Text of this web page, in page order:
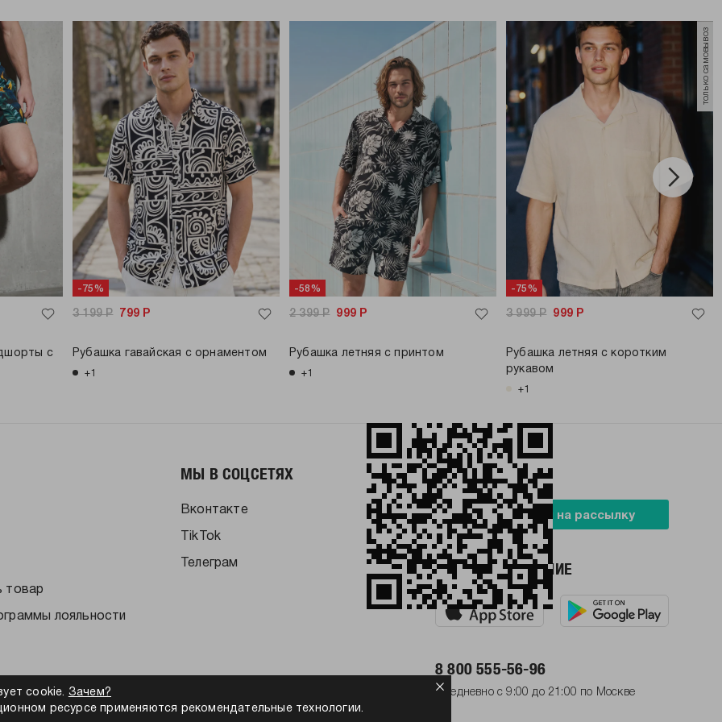
с
-75%
3 199Р 799 Р
Рубашка гавайская с орнаментом
+1
-58%
2 399Р 999 Р
Рубашка летняя с принтом
+1
-75%
только самовывоз
3 999Р 999 Р
Рубашка летняя с коротким
рукавом
+1
cookie. Зачем?
ресурсе применяются рекомендательные технологии.
товар
лояльности
МЫ В СОЦСЕТЯХ
Вконтакте
TikTok
Телеграм
БУДЬ В ТРЕНДЕ
Подписаться на рассылку
НАШЕ ПРИЛОЖЕНИЕ
8 800 555-56-96
Ежедневно с 9:00 до 21:00 по Москве
Согласие на обработку персональных данных